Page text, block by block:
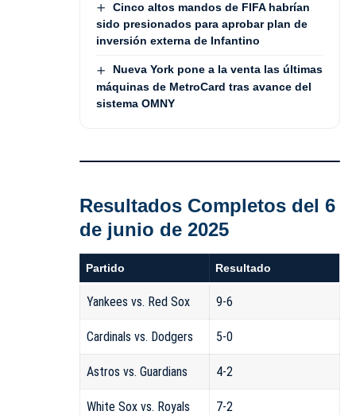
Cinco altos mandos de FIFA habrían
sido presionados para aprobar plan de
inversión externa de Infantino
Nueva York pone a la venta las últimas
máquinas de MetroCard tras avance del
sistema OMNY
Resultados Completos del 6
de junio de 2025
Partido Resultado
Yankees vs. Red Sox 9-6
Cardinals vs. Dodgers 5-0
Astros vs. Guardians 4-2
White Sox vs. Royals 7-2